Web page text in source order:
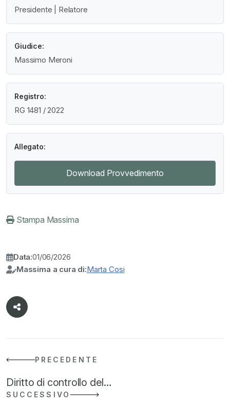
Presidente | Relatore
Giudice:
Massimo Meroni
Registro:
RG 1481 / 2022
Allegato:
Download Provvedimento
Stampa Massima
Data:01/06/2026
Massima a cura di:Marta Cosi
PRECEDENTE
Diritto di controllo del…
SUCCESSIVO